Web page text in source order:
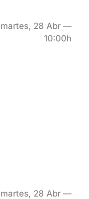
martes, 28 Abr —
10:00h
martes, 28 Abr —